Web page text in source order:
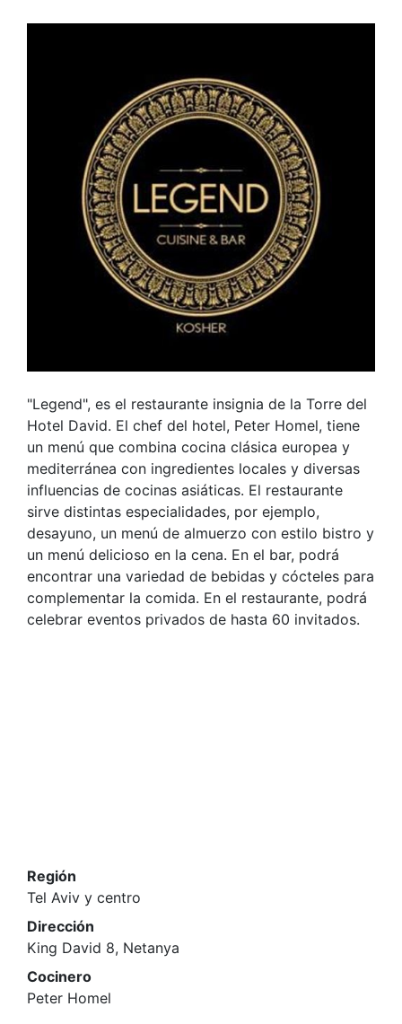
"Legend", es el restaurante insignia de la Torre del
Hotel David. El chef del hotel, Peter Homel, tiene
un menú que combina cocina clásica europea y
mediterránea con ingredientes locales y diversas
influencias de cocinas asiáticas. El restaurante
sirve distintas especialidades, por ejemplo,
desayuno, un menú de almuerzo con estilo bistro y
un menú delicioso en la cena. En el bar, podrá
encontrar una variedad de bebidas y cócteles para
complementar la comida. En el restaurante, podrá
celebrar eventos privados de hasta 60 invitados.
Región
Tel Aviv y centro
Dirección
King David 8, Netanya
Cocinero
Peter Homel